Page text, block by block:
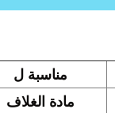
مناسبة ل
مادة الغلاف